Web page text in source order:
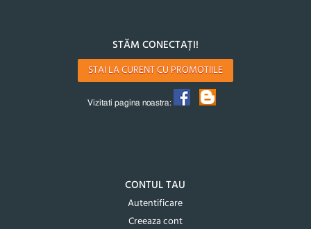
STĂM CONECTAȚI!
STAI LA CURENT CU PROMOTIILE
Vizitati pagina noastra:
CONTUL TAU
Autentificare
Creeaza cont